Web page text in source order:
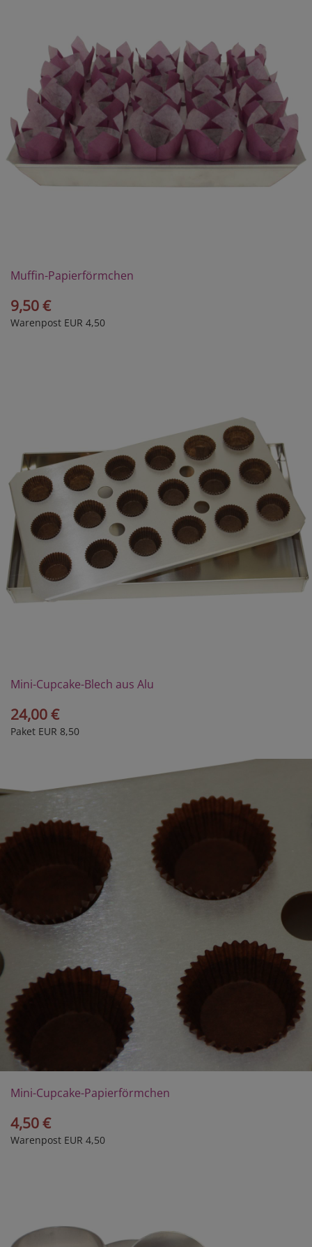
Muffin-Papierförmchen
9,50 €
Warenpost EUR 4,50
Mini-Cupcake-Blech aus Alu
24,00 €
Paket EUR 8,50
Mini-Cupcake-Papierförmchen
4,50 €
Warenpost EUR 4,50